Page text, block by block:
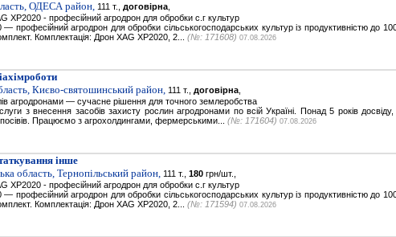
ОДЕСА район, 111 т., договірна
XP2020 - професійний агродрон для обробки с.г культур
професійний агродрон для обробки сільськогосподарських культур із продуктивністю до
Комплектація: Дрон XAG XP2020, 2... (№: 171608) 07.08.2026
Києво-святошинський район, 111 т., договірна
агродронами — сучасне рішення для точного землеробства
з внесення засобів захисту рослин агродронами по всій Україні. Понад 5 років
Працюємо з агрохолдингами, фермерськими... (№: 171604) 07.08.2026
інше
область, Тернопільський район, 111 т., 180 грн/шт.,
XP2020 - професійний агродрон для обробки с.г культур
професійний агродрон для обробки сільськогосподарських культур із продуктивністю до
Комплектація: Дрон XAG XP2020, 2... (№: 171594) 07.08.2026